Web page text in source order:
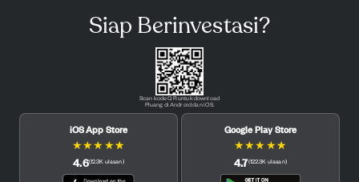
Siap Berinvestasi?
Scan kode QR untuk download
Pluang di Android dan iOS.
iOS App Store
★★★ ★★
4.6(12.3K ulasan)
Google Play Store
★★★ ★★
4.7(122.3K ulasan)